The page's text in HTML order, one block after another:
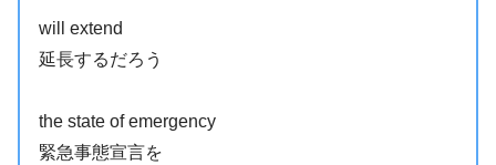
will extend
延長するだろう
the state of emergency
緊急事態宣言を